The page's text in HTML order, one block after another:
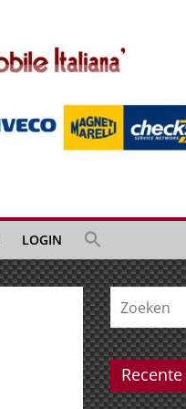
LOGIN